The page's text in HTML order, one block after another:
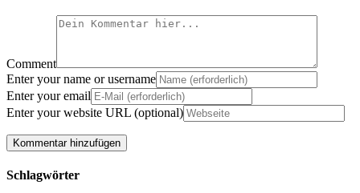
Comment
Enter your name or username
Enter your email
Enter your website URL (optional)
Schlagwörter